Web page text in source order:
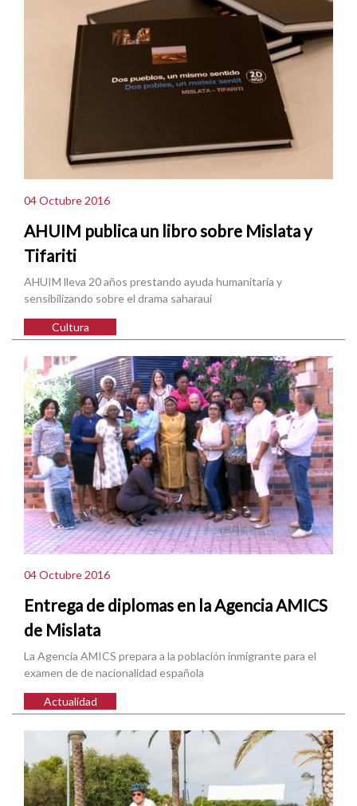
04 Octubre 2016
AHUIM publica un libro sobre Mislata y
Tifariti
AHUIM lleva 20 años prestando ayuda humanitaria y
sensibilizando sobre el drama saharaui
Cultura
04 Octubre 2016
Entrega de diplomas en la Agencia AMICS
de Mislata
La Agencia AMICS prepara a la población inmigrante para el
examen de de nacionalidad española
Actualidad